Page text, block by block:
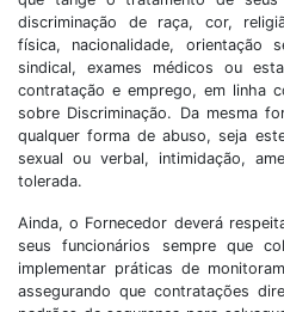
discriminação de raça, cor,
física, nacionalidade, orientação
sindical, exames médicos ou
contratação e emprego, em linha
sobre Discriminação. Da mesma
qualquer forma de abuso, seja
sexual ou verbal, intimidação,
tolerada.
Ainda, o Fornecedor deverá
seus funcionários sempre que
implementar práticas de
assegurando que contratações